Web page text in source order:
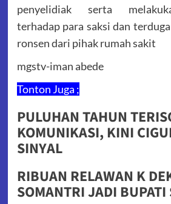
penyelidiak serta
terhadap para saksi dan
ronsen dari pihak rumah sakit
mgstv-iman abede
Tonton Juga ;
PULUHAN TAHUN
KOMUNIKASI, KINI
SINYAL
RIBUAN RELAWAN K
SOMANTRI JADI